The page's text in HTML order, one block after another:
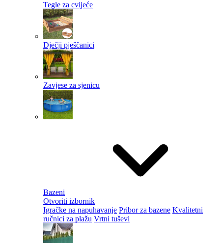
Tegle za cvijeće
Dječji pješčanici
Zavjese za sjenicu
Bazeni
Otvoriti izbornik
Igračke na napuhavanje Pribor za bazene Kvalitetni
ručnici za plažu Vrtni tuševi